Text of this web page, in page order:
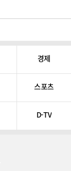
경제
스포츠
D-TV